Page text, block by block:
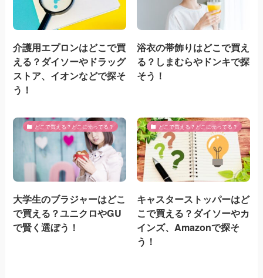
介護用エプロンはどこで買
える？ダイソーやドラッグ
ストア、イオンなどで探そ
う！
浴衣の帯飾りはどこで買え
る？しまむらやドンキで探
そう！
どこで買える？どこに売ってる？
大学生のブラジャーはどこ
で買える？ユニクロやGU
で賢く選ぼう！
どこで買える？どこに売ってる？
キャスターストッパーはど
こで買える？ダイソーやカ
インズ、Amazonで探そ
う！